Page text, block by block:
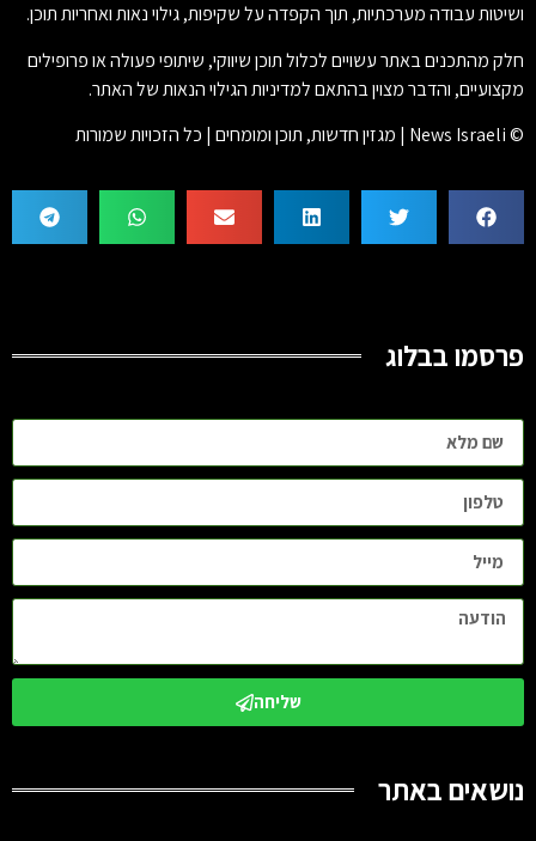
ושיטות עבודה מערכתיות, תוך הקפדה על שקיפות, גילוי נאות ואחריות תוכן.
חלק מהתכנים באתר עשויים לכלול תוכן שיווקי, שיתופי פעולה או פרופילים
מקצועיים, והדבר מצוין בהתאם למדיניות הגילוי הנאות של האתר.
© News Israeli | מגזין חדשות, תוכן ומומחים | כל הזכויות שמורות
פרסמו בבלוג
שליחה
נושאים באתר